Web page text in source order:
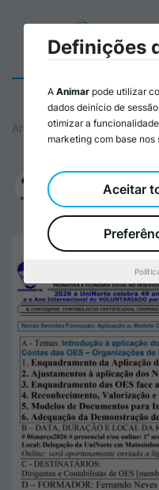
Animar
Promovido por:
UniNorte – União
Definições
A Animar pode utilizar
dados deinício de
otimizar a
marketing com base nos
Aceitar